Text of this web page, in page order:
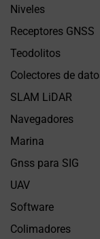
Niveles
Receptores GNSS
Teodolitos
Colectores de
SLAM LiDAR
Navegadores
Marina
Gnss para SIG
UAV
Software
Colimadores